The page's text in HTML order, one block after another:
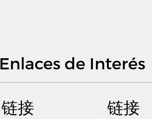
Enlaces de Interés
链接 链接